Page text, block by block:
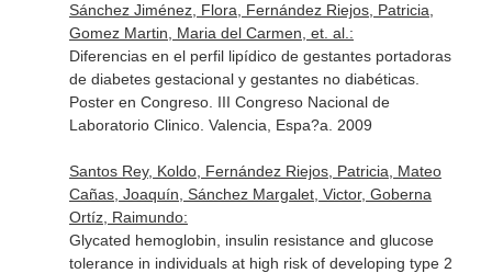
Sánchez Jiménez, Flora, Fernández Riejos, Patricia,
Gomez Martin, Maria del Carmen, et. al.:
Diferencias en el perfil lipídico de gestantes portadoras
de diabetes gestacional y gestantes no diabéticas.
Poster en Congreso. III Congreso Nacional de
Laboratorio Clinico. Valencia, Espa?a. 2009
Santos Rey, Koldo, Fernández Riejos, Patricia, Mateo
Cañas, Joaquín, Sánchez Margalet, Victor, Goberna
Ortíz, Raimundo:
Glycated hemoglobin, insulin resistance and glucose
tolerance in individuals at high risk of developing type 2